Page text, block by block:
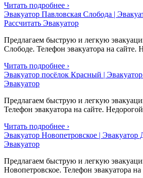
Читать подробнее ›
Эвакуатор Павловская Слобода |
Рассчитать Эвакуатор
Предлагаем быструю и легкую
Слободе. Телефон эвакуатора на сайте.
Читать подробнее ›
Эвакуатор посёлок Красный |
Эвакуатор
Предлагаем быструю и легкую
Телефон эвакуатора на сайте.
Читать подробнее ›
Эвакуатор Новопетровское | Эвакуатор
Эвакуатор
Предлагаем быструю и легкую
Новопетровское. Телефон эвакуатора на